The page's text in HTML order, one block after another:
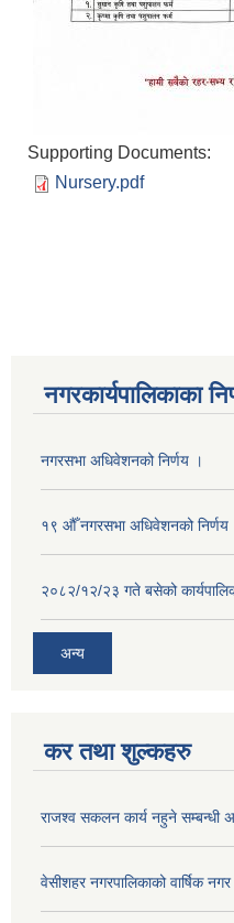
Supporting Documents:
Nursery.pdf
नगरकार्यपालिकाका
नगरसभा अधिवेशनको निर्णय ।
१९ औँ नगरसभा अधिवेशनको निर्णय
२०८२/१२/२३ गते बसेको
अन्य
कर तथा शुल्कहरु
राजश्व सकलन कार्य नहुने सम्बन्धी
वेसीशहर नगरपालिकाको वार्षिक